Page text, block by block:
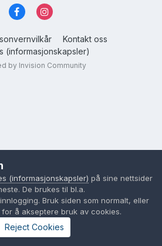
Kontakt oss
(informasjonskapsler)
by Invision Community
(informasjonskapsler) på sine nettsider
De brukes til bl.a.
Bruk siden som normalt, eller
å akseptere bruk av cookies.
Reject Cookies